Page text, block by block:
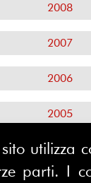
2008
2007
2006
2005
2004
utilizza
parti. I